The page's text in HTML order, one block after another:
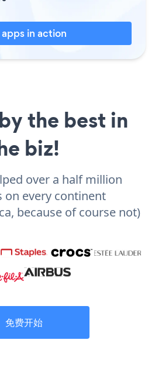
apps in action
the best in
biz!
over a half million
on every continent
because of course not)
免费开始